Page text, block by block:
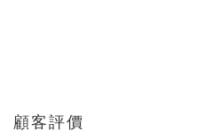
顧客評價